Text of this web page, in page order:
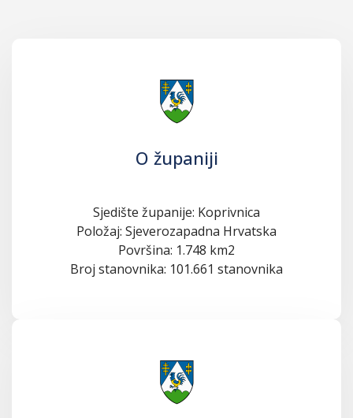
O županiji
Sjedište županije: Koprivnica
Položaj: Sjeverozapadna Hrvatska
Površina: 1.748 km2
Broj stanovnika: 101.661 stanovnika